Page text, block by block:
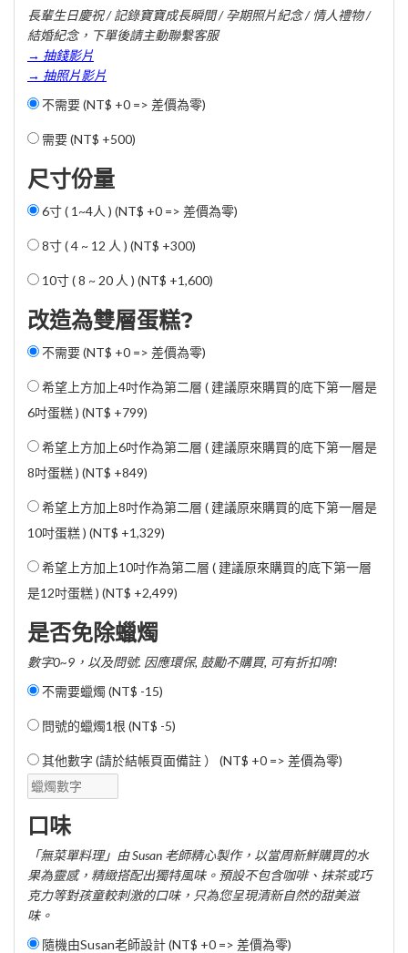
長輩生日慶祝 / 記錄寶寶成長瞬間 / 孕期照片紀念 / 情人禮物 /
結婚紀念，下單後請主動聯繫客服
→ 抽錢影片
→ 抽照片影片
不需要 (NT$ +0 => 差價為零)
需要 (NT$ +500)
尺寸份量
6寸 ( 1~4人 ) (NT$ +0 => 差價為零)
8寸 ( 4 ~ 12 人 ) (NT$ +300)
10寸 ( 8 ~ 20 人 ) (NT$ +1,600)
改造為雙層蛋糕?
不需要 (NT$ +0 => 差價為零)
希望上方加上4吋作為第二層 ( 建議原來購買的底下第一層是
6吋蛋糕 ) (NT$ +799)
希望上方加上6吋作為第二層 ( 建議原來購買的底下第一層是
8吋蛋糕 ) (NT$ +849)
希望上方加上8吋作為第二層 ( 建議原來購買的底下第一層是
10吋蛋糕 ) (NT$ +1,329)
希望上方加上10吋作為第二層 ( 建議原來購買的底下第一層
是12吋蛋糕 ) (NT$ +2,499)
是否免除蠟燭
數字0~9，以及問號. 因應環保, 鼓勵不購買, 可有折扣唷!
不需要蠟燭 (NT$ -15)
問號的蠟燭1根 (NT$ -5)
其他數字 (請於結帳頁面備註 ） (NT$ +0 => 差價為零)
口味
「無菜單料理」由 Susan 老師精心製作，以當周新鮮購買的水
果為靈感，精緻搭配出獨特風味。預設不包含咖啡、抹茶或巧
克力等對孩童較刺激的口味，只為您呈現清新自然的甜美滋
味。
隨機由Susan老師設計 (NT$ +0 => 差價為零)